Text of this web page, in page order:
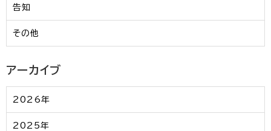
告知
その他
アーカイブ
2026年
2025年